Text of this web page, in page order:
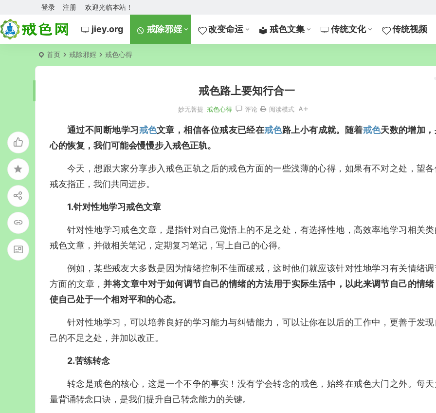
欢迎光临本站！
登录 注册
jiey.org 戒除邪婬 改变命运 戒色文集 传统文化 传统视频
首页 戒除邪婬 戒色心得
戒色路上要知行合一
妙无菩提 戒色心得 评论 阅读模式
通过不间断地学习戒色文章，相信各位戒友已经在戒色路上小有成就。随着戒色天数的增加
心的恢复，我们可能会慢慢步入戒色正轨。
今天，想跟大家分享步入戒色正轨之后的戒色方面的一些浅薄的心得，如果有不对之处，望各
戒友指正，我们共同进步。
1.针对性地学习戒色文章
针对性地学习戒色文章，是指针对自己觉悟上的不足之处，有选择性地，高效率地学习相关类
戒色文章，并做相关笔记，定期复习笔记，写上自己的心得。
例如，某些戒友大多数是因为情绪控制不佳而破戒，这时他们就应该针对性地学习有关情绪
方面的文章， 并将文章中对于如何调节自己的情绪的方法用于实际生活中，以此来调节自己的情绪
使自己处于一个相对平和的心态。
针对性地学习，可以培养良好的学习能力与纠错能力，可以让你在以后的工作中，更善于发现
己的不足之处，并加以改正。
2.苦练转念
转念是戒色的核心，这是一个不争的事实！没有学会转念的戒色，始终在戒色大门之外。每天
量背诵转念口诀，是我们提升自己转念能力的关键。